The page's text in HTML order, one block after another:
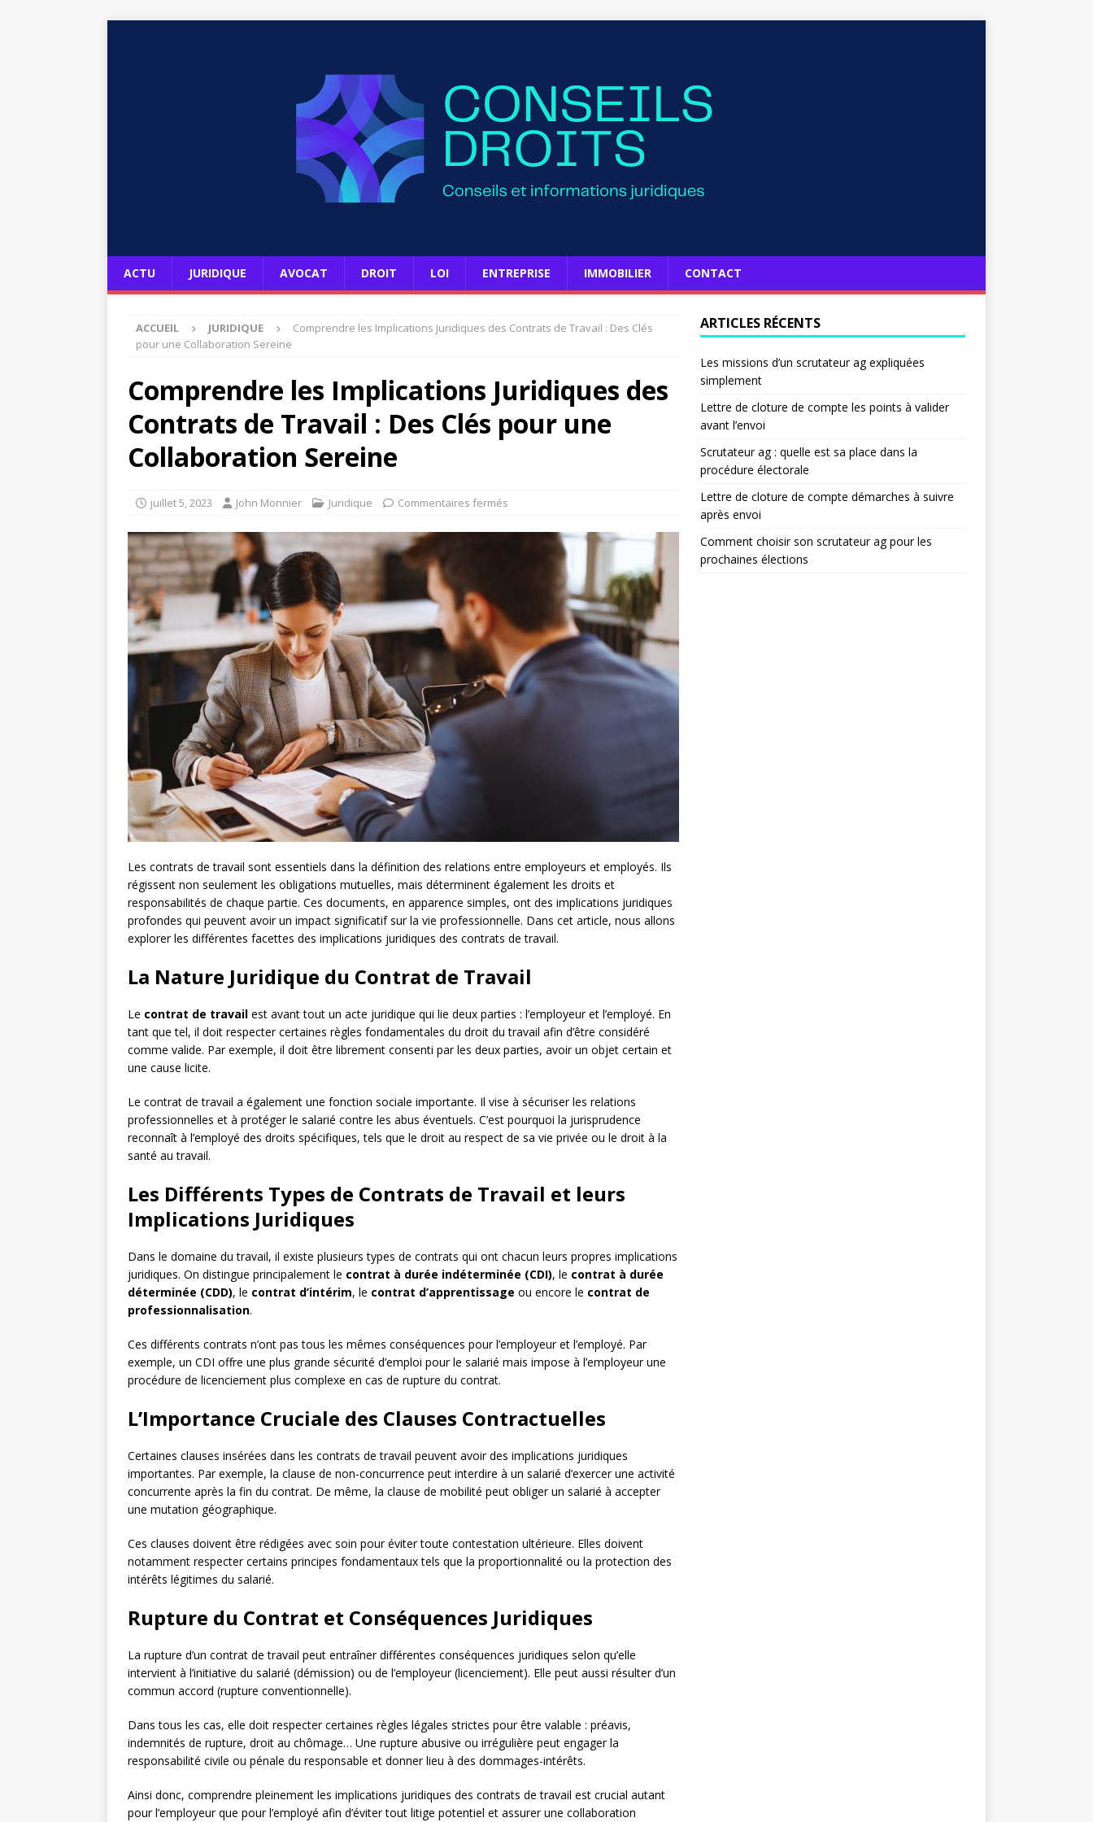
ACTU JURIDIQUE AVOCAT DROIT LOI ENTREPRISE IMMOBILIER CONTACT
ACCUEIL JURIDIQUE
Comprendre les Implications Juridiques des Contrats de Travail : Des Clés
pour une Collaboration Sereine
Comprendre les Implications Juridiques des
Contrats de Travail : Des Clés pour une
Collaboration Sereine
juillet 5, 2023 John Monnier Juridique Commentaires fermés
Les contrats de travail sont essentiels dans la définition des relations entre employeurs et employés. Ils
régissent non seulement les obligations mutuelles, mais déterminent également les droits et
responsabilités de chaque partie. Ces documents, en apparence simples, ont des implications juridiques
profondes qui peuvent avoir un impact significatif sur la vie professionnelle. Dans cet article, nous allons
explorer les différentes facettes des implications juridiques des contrats de travail.
La Nature Juridique du Contrat de Travail
Le contrat de travail est avant tout un acte juridique qui lie deux parties : l’employeur et l’employé. En
tant que tel, il doit respecter certaines règles fondamentales du droit du travail afin d’être considéré
comme valide. Par exemple, il doit être librement consenti par les deux parties, avoir un objet certain et
une cause licite.
Le contrat de travail a également une fonction sociale importante. Il vise à sécuriser les relations
professionnelles et à protéger le salarié contre les abus éventuels. C’est pourquoi la jurisprudence
reconnaît à l’employé des droits spécifiques, tels que le droit au respect de sa vie privée ou le droit à la
santé au travail.
Les Différents Types de Contrats de Travail et leurs
Implications Juridiques
Dans le domaine du travail, il existe plusieurs types de contrats qui ont chacun leurs propres implications
juridiques. On distingue principalement le contrat à durée indéterminée (CDI), le contrat à durée
déterminée (CDD), le contrat d’intérim, le contrat d’apprentissage ou encore le contrat de
professionnalisation.
Ces différents contrats n’ont pas tous les mêmes conséquences pour l’employeur et l’employé. Par
exemple, un CDI offre une plus grande sécurité d’emploi pour le salarié mais impose à l’employeur une
procédure de licenciement plus complexe en cas de rupture du contrat.
L’Importance Cruciale des Clauses Contractuelles
Certaines clauses insérées dans les contrats de travail peuvent avoir des implications juridiques
importantes. Par exemple, la clause de non-concurrence peut interdire à un salarié d’exercer une activité
concurrente après la fin du contrat. De même, la clause de mobilité peut obliger un salarié à accepter
une mutation géographique.
Ces clauses doivent être rédigées avec soin pour éviter toute contestation ultérieure. Elles doivent
notamment respecter certains principes fondamentaux tels que la proportionnalité ou la protection des
intérêts légitimes du salarié.
Rupture du Contrat et Conséquences Juridiques
La rupture d’un contrat de travail peut entraîner différentes conséquences juridiques selon qu’elle
intervient à l’initiative du salarié (démission) ou de l’employeur (licenciement). Elle peut aussi résulter d’un
commun accord (rupture conventionnelle).
Dans tous les cas, elle doit respecter certaines règles légales strictes pour être valable : préavis,
indemnités de rupture, droit au chômage… Une rupture abusive ou irrégulière peut engager la
responsabilité civile ou pénale du responsable et donner lieu à des dommages-intérêts.
Ainsi donc, comprendre pleinement les implications juridiques des contrats de travail est crucial autant
pour l’employeur que pour l’employé afin d’éviter tout litige potentiel et assurer une collaboration
ARTICLES RÉCENTS
Les missions d’un scrutateur ag expliquées
simplement
Lettre de cloture de compte les points à valider
avant l’envoi
Scrutateur ag : quelle est sa place dans la
procédure électorale
Lettre de cloture de compte démarches à suivre
après envoi
Comment choisir son scrutateur ag pour les
prochaines élections